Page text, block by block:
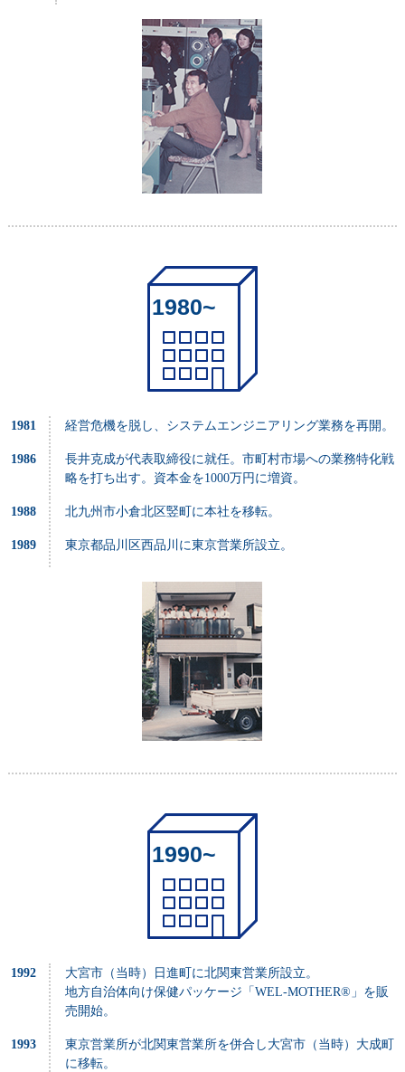
1980~
1981 経営危機を脱し、システムエンジニアリング業務を再開。
1986
長井克成が代表取締役に就任。市町村市場への業務特化戦
略を打ち出す。資本金を1000万円に増資。
1988 北九州市小倉北区竪町に本社を移転。
1989 東京都品川区西品川に東京営業所設立。
1990~
1992
大宮市（当時）日進町に北関東営業所設立。
地方自治体向け保健パッケージ「WEL-MOTHER®」を販
売開始。
1993
東京営業所が北関東営業所を併合し大宮市（当時）大成町
に移転。